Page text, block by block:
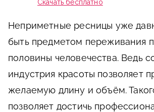
Скачать бесплатно
Неприметные ресницы уже
быть предметом переживания
половины человечества. Ведь
индустрия красоты позволяет
желаемую длину и объём.
позволяет достичь